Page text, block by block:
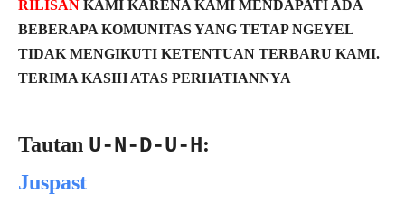
RILISAN KAMI KARENA KAMI MENDAPATI ADA
BEBERAPA KOMUNITAS YANG TETAP NGEYEL
TIDAK MENGIKUTI KETENTUAN TERBARU KAMI.
TERIMA KASIH ATAS PERHATIANNYA
Tautan U-N-D-U-H:
Juspast